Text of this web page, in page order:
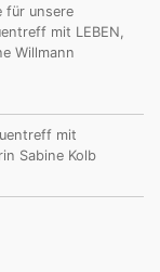
für unsere
mit LEBEN,
Willmann
mit
Sabine Kolb